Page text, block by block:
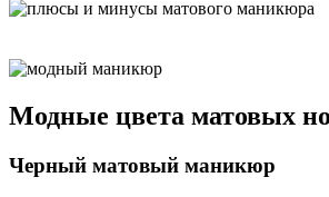
Модные цвета матовых
Черный матовый маникюр